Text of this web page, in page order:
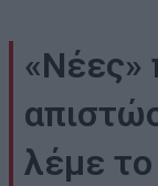
«Νέες»
λέμε